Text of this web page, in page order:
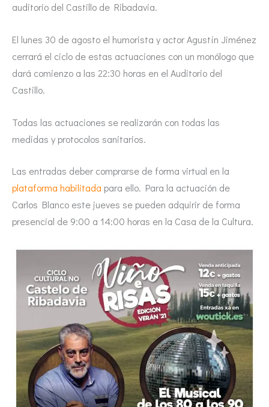
auditorio del Castillo de Ribadavia.
El lunes 30 de agosto el humorista y actor Agustín Jiménez
cerrará el ciclo de estas actuaciones con un monólogo que
dará comienzo a las 22:30 horas en el Auditorio del
Castillo.
Todas las actuaciones se realizarán con todas las
medidas y protocolos sanitarios.
Las entradas deber comprarse de forma virtual en la
plataforma habilitada para ello. Para la actuación de
Carlos Blanco este jueves se pueden adquirir de forma
presencial de 9:00 a 14:00 horas en la Casa de la Cultura.